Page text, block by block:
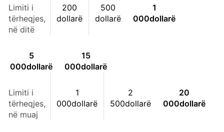
Limiti i
tërheqjes,
në ditë
200
dollarë
500
dollarë
1
000dollarë
5
000dollarë
15
000dollarë
Limiti i
tërheqjes,
në muaj
1
000dollarë
2
500dollarë
20
000dollarë